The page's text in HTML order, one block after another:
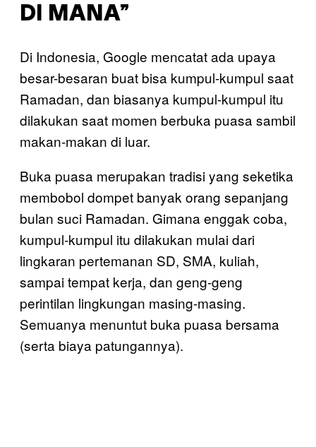
DI MANA”
Di Indonesia, Google mencatat ada upaya
besar-besaran buat bisa kumpul-kumpul saat
Ramadan, dan biasanya kumpul-kumpul itu
dilakukan saat momen berbuka puasa sambil
makan-makan di luar.
Buka puasa merupakan tradisi yang seketika
membobol dompet banyak orang sepanjang
bulan suci Ramadan. Gimana enggak coba,
kumpul-kumpul itu dilakukan mulai dari
lingkaran pertemanan SD, SMA, kuliah,
sampai tempat kerja, dan geng-geng
perintilan lingkungan masing-masing.
Semuanya menuntut buka puasa bersama
(serta biaya patungannya).